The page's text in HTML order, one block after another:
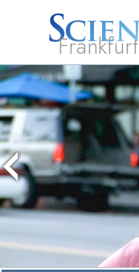
Frankfurt
L. Ron
Hubbard
Was ist
Scientology?